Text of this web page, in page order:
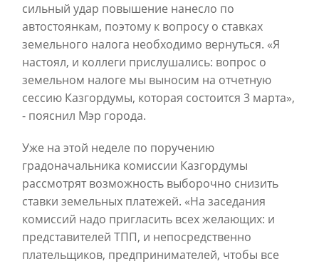
сильный удар повышение нанесло по
автостоянкам, поэтому к вопросу о ставках
земельного налога необходимо вернуться. «Я
настоял, и коллеги прислушались: вопрос о
земельном налоге мы выносим на отчетную
сессию Казгордумы, которая состоится 3 марта»,
- пояснил Мэр города.
Уже на этой неделе по поручению
градоначальника комиссии Казгордумы
рассмотрят возможность выборочно снизить
ставки земельных платежей. «На заседания
комиссий надо пригласить всех желающих: и
представителей ТПП, и непосредственно
плательщиков, предпринимателей, чтобы все